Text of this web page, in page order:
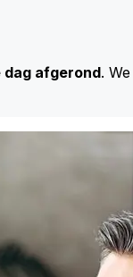
dag afgerond.